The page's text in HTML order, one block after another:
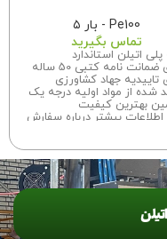
Pe100 - بار ۵
تماس بگیرید
پلی اتیلن استاندارد
ضمانت نامه کتبی 50 ساله
تاییدیه جهاد کشاورزی
شده از مواد اولیه درجه یک
بهترین کیفیت
اطلاعات بیشتر درباره سفارش